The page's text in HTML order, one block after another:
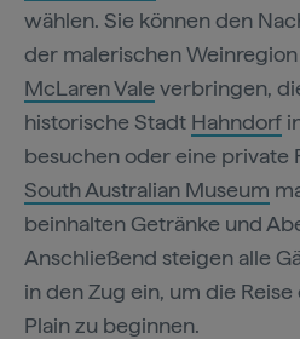
wählen. Sie können den
der malerischen Weinregion
McLaren Vale verbringen,
historische Stadt Hahndorf
besuchen oder eine private
South Australian Museum
beinhalten Getränke und
Anschließend steigen alle
in den Zug ein, um die
Plain zu beginnen.